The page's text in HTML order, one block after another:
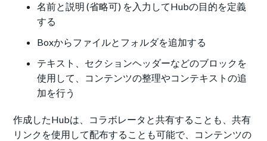
名前と説明 (省略可) を入力してHubの目的を定義
する
Boxからファイルとフォルダを追加する
テキスト、セクションヘッダーなどのブロックを
使用して、コンテンツの整理やコンテキストの追
加を行う
作成したHubは、コラボレータと共有することも、共有
リンクを使用して配布することも可能で、コンテンツの